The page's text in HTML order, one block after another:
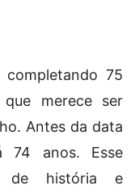
completando 75
merece ser
Antes da data
74 anos. Esse
de história e